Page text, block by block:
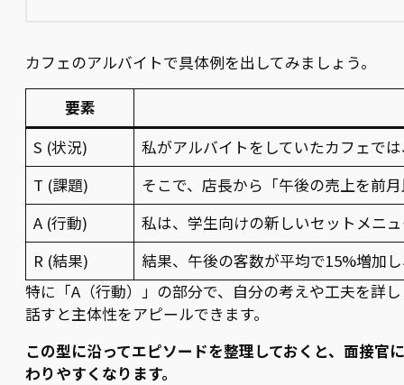
カフェのアルバイトで具体例を出してみましょう。
要素
S (状況)
私がアルバイトをしていたカフェで
T (課題)
そこで、店長から「午後の売上を前
A (行動)
私は、学生向けの新しいセットメニ
R (結果)
結果、午後の客数が平均で15%増加
特に「A（行動）」の部分で、自分の考えや工夫を詳
話すと主体性をアピールできます。
この型に沿ってエピソードを整理しておくと、面接官
わりやすくなります。